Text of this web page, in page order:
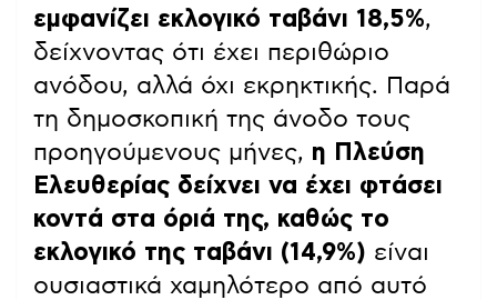
εμφανίζει εκλογικό ταβάνι 18,5%,
δείχνοντας ότι έχει περιθώριο
ανόδου, αλλά όχι εκρηκτικής. Παρά
τη δημοσκοπική της άνοδο τους
προηγούμενους μήνες, η Πλεύση
Ελευθερίας δείχνει να έχει φτάσει
κοντά στα όριά της, καθώς το
εκλογικό της ταβάνι (14,9%) είναι
ουσιαστικά χαμηλότερο από αυτό